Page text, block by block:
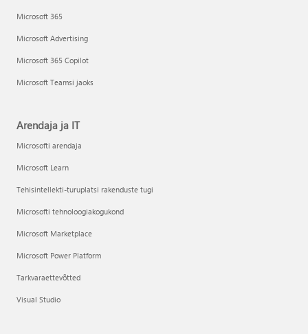
Microsoft 365
Microsoft Advertising
Microsoft 365 Copilot
Microsoft Teamsi jaoks
Arendaja ja IT
Microsofti arendaja
Microsoft Learn
Tehisintellekti-turuplatsi rakenduste tugi
Microsofti tehnoloogiakogukond
Microsoft Marketplace
Microsoft Power Platform
Tarkvaraettevõtted
Visual Studio